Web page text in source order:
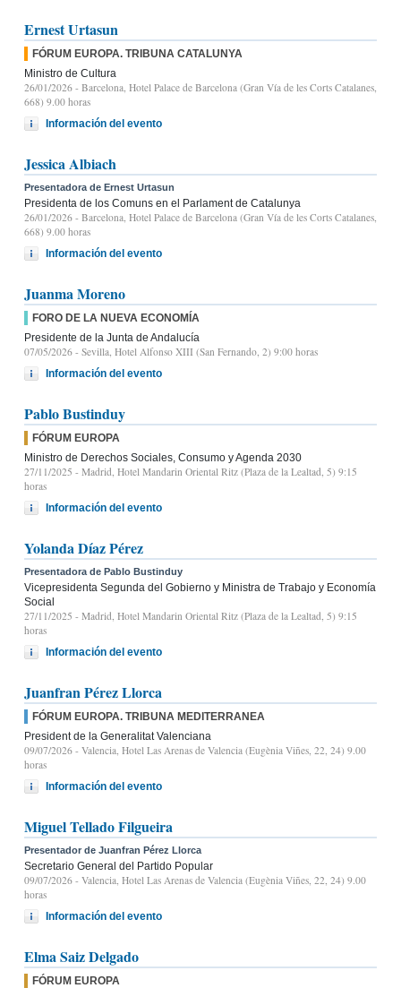
Ernest Urtasun
FÓRUM EUROPA. TRIBUNA CATALUNYA
Ministro de Cultura
26/01/2026 - Barcelona, Hotel Palace de Barcelona (Gran Vía de les Corts Catalanes,
668) 9.00 horas
Información del evento
Jessica Albiach
Presentadora de Ernest Urtasun
Presidenta de los Comuns en el Parlament de Catalunya
26/01/2026 - Barcelona, Hotel Palace de Barcelona (Gran Vía de les Corts Catalanes,
668) 9.00 horas
Información del evento
Juanma Moreno
FORO DE LA NUEVA ECONOMÍA
Presidente de la Junta de Andalucía
07/05/2026 - Sevilla, Hotel Alfonso XIII (San Fernando, 2) 9:00 horas
Información del evento
Pablo Bustinduy
FÓRUM EUROPA
Ministro de Derechos Sociales, Consumo y Agenda 2030
27/11/2025 - Madrid, Hotel Mandarin Oriental Ritz (Plaza de la Lealtad, 5) 9:15
horas
Información del evento
Yolanda Díaz Pérez
Presentadora de Pablo Bustinduy
Vicepresidenta Segunda del Gobierno y Ministra de Trabajo y Economía
Social
27/11/2025 - Madrid, Hotel Mandarin Oriental Ritz (Plaza de la Lealtad, 5) 9:15
horas
Información del evento
Juanfran Pérez Llorca
FÓRUM EUROPA. TRIBUNA MEDITERRANEA
President de la Generalitat Valenciana
09/07/2026 - Valencia, Hotel Las Arenas de Valencia (Eugènia Viñes, 22, 24) 9.00
horas
Información del evento
Miguel Tellado Filgueira
Presentador de Juanfran Pérez Llorca
Secretario General del Partido Popular
09/07/2026 - Valencia, Hotel Las Arenas de Valencia (Eugènia Viñes, 22, 24) 9.00
horas
Información del evento
Elma Saiz Delgado
FÓRUM EUROPA